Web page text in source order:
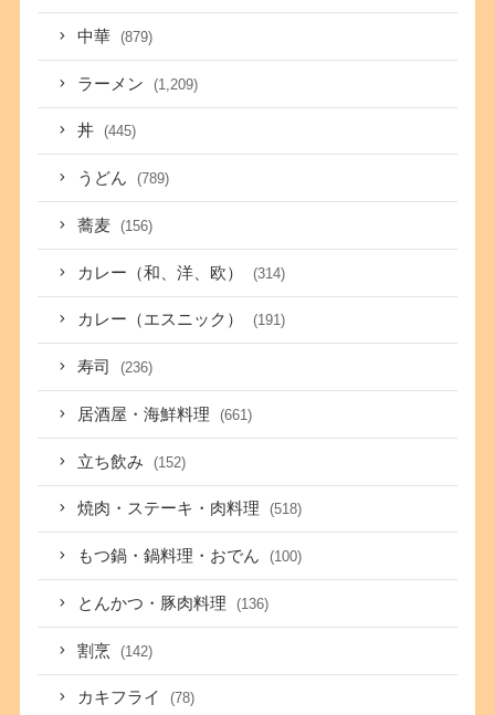
中華 (879)
ラーメン (1,209)
丼 (445)
うどん (789)
蕎麦 (156)
カレー（和、洋、欧） (314)
カレー（エスニック） (191)
寿司 (236)
居酒屋・海鮮料理 (661)
立ち飲み (152)
焼肉・ステーキ・肉料理 (518)
もつ鍋・鍋料理・おでん (100)
とんかつ・豚肉料理 (136)
割烹 (142)
カキフライ (78)